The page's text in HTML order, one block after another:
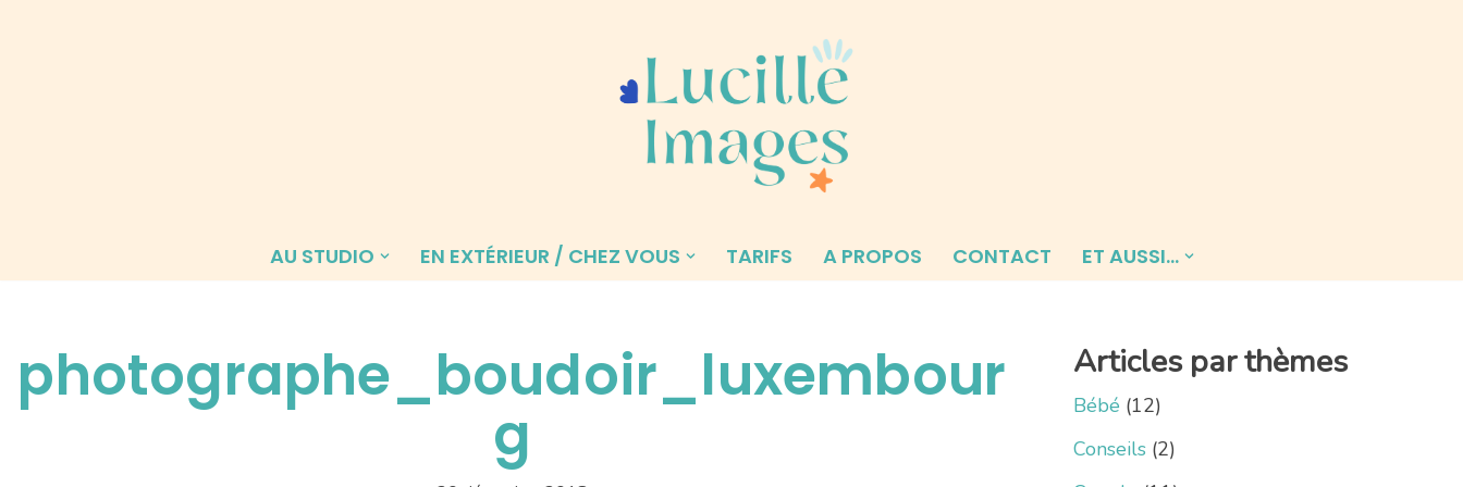
AU STUDIO EN EXTÉRIEUR / CHEZ VOUS TARIFS A PROPOS CONTACT ET AUSSI…
photographe_boudoir_luxembour
g
Articles par thèmes
Bébé (12)
Conseils(2)